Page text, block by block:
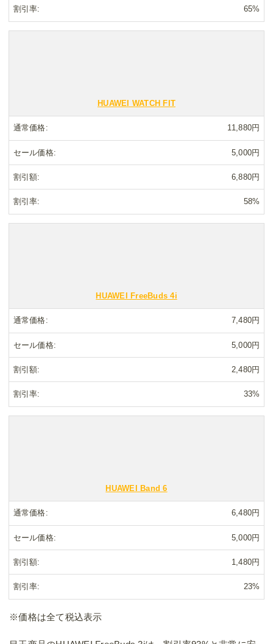
割引率 65%
HUAWEI WATCH FIT
通常価格 11,880円
セール価格 5,000円
割引額 6,880円
割引率 58%
HUAWEI FreeBuds 4i
通常価格 7,480円
セール価格 5,000円
割引額 2,480円
割引率 33%
HUAWEI Band 6
通常価格 6,480円
セール価格 5,000円
割引額 1,480円
割引率 23%
※価格は全て税込表示